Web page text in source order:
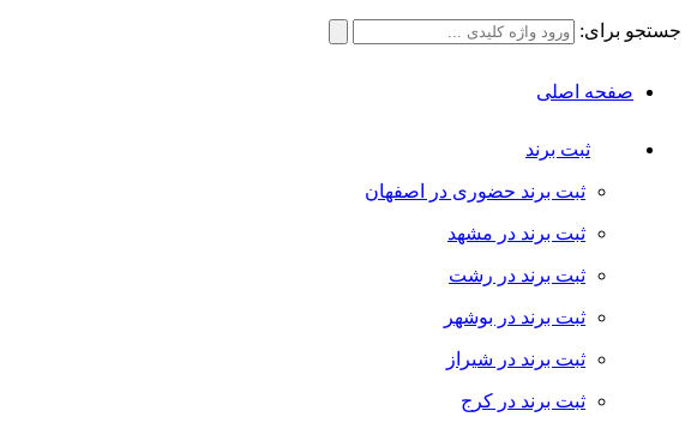
جستجو برای:
صفحه اصلی
ثبت برند
ثبت برند حضوری در اصفهان
ثبت برند در مشهد
ثبت برند در رشت
ثبت برند در بوشهر
ثبت برند در شیراز
ثبت برند در کرج